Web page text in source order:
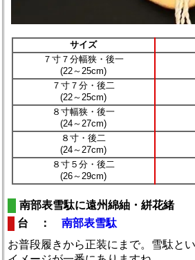
サイズ
７寸７分幅狭・後一
(22～25cm)
７寸７分・後二
(22～25cm)
８寸幅狭・後一
(24～27cm)
８寸・後二
(24～27cm)
８寸５分・後二
(26～29cm)
南部表雪駄に遠州綿紬・絣花緒
台 ：南部表雪駄
お普段履きから正装にまで。雪駄と